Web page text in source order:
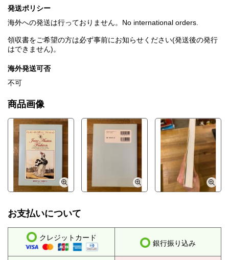
発送ポリシー
海外への発送は行っておりません。No international orders.
領収書をご希望の方は必ず事前にお知らせください(発送後の発行
はできません)。
海外発送可否
不可
商品画像
お支払いについて
クレジットカード
銀行振り込み